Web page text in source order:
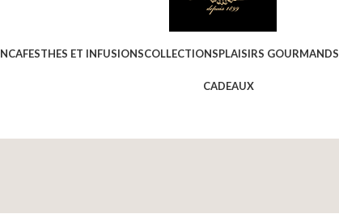
CAFESTHES ET INFUSIONSCOLLECTIONSPLAISIRS GOURMANDS
CADEAUX